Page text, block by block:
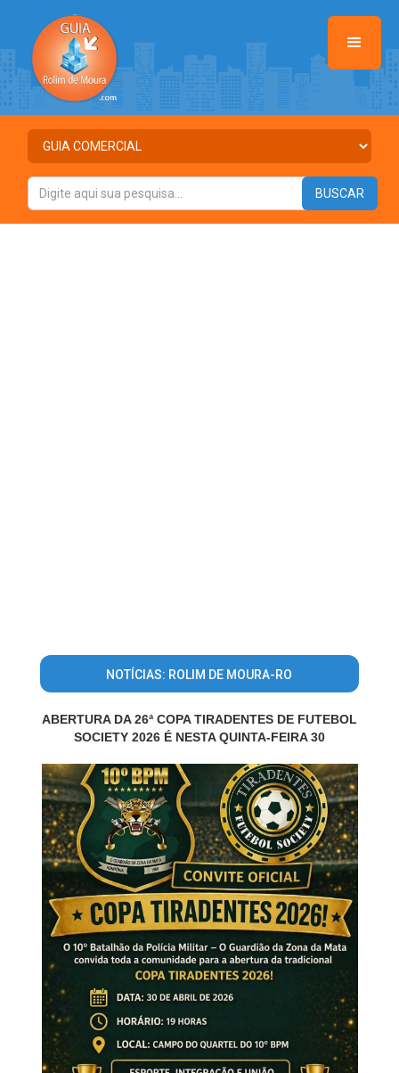
NOTÍCIAS: ROLIM DE MOURA-RO
ABERTURA DA 26ª COPA TIRADENTES DE FUTEBOL
SOCIETY 2026 É NESTA QUINTA-FEIRA 30